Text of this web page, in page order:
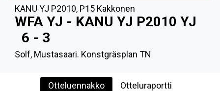
KANU YJ P2010, P15 Kakkonen
WFA YJ - KANU YJ P2010 YJ
6 - 3
Solf, Mustasaari. Konstgräsplan TN
Otteluennakko Otteluraportti